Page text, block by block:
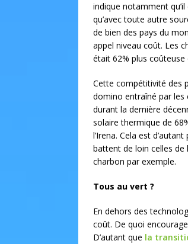
indique notamment
qu’avec toute autre
de bien des pays du
appel niveau coût. Les
était 62% plus
Cette compétitivité des
domino entraîné par les
durant la dernière
solaire thermique de
l’Irena. Cela est
battent de loin celles de
charbon par exemple.
Tous au vert ?
En dehors des
coût. De quoi
D’autant que la